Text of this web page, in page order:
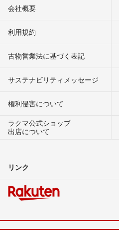
会社概要
利用規約
古物営業法に基づく表記
サステナビリティメッセージ
権利侵害について
ラクマ公式ショップ
出店について
リンク